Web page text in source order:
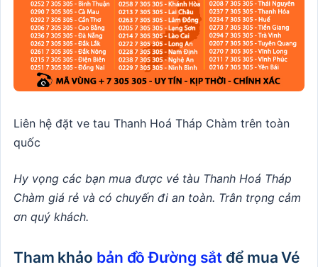
Liên hệ đặt ve tau Thanh Hoá Tháp Chàm trên toàn
quốc
Hy vọng các bạn mua được vé tàu Thanh Hoá Tháp
Chàm giá rẻ và có chuyến đi an toàn. Trân trọng cảm
ơn quý khách.
Tham khảo bản đồ Đường sắt để mua Vé